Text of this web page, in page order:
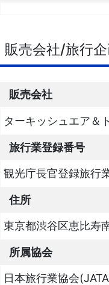
販売会社/旅行
販売会社
ターキッシュエア＆
旅行業登録番号
観光庁長官登録旅行
住所
東京都渋谷区恵比寿
所属協会
日本旅行業協会